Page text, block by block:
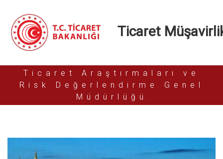
Ticaret
Ticaret Araştırmaları ve
Risk Değerlendirme Genel
Müdürlüğü